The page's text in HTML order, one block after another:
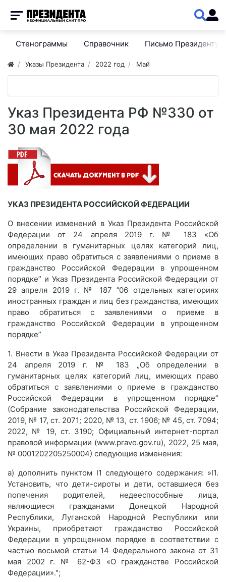
Стенограммы Справочник Письмо Президенту
Указы Президента 2022 год Май
Указ Президента РФ №330 от
30 мая 2022 года
УКАЗ ПРЕЗИДЕНТА РОССИЙСКОЙ ФЕДЕРАЦИИ
О внесении изменений в Указ Президента Российской
Федерации от 24 апреля 2019 г. № 183 «Об
определении в гуманитарных целях категорий лиц,
имеющих право обратиться с заявлениями о приеме в
гражданство Российской Федерации в упрощенном
порядке” и Указ Президента Российской Федерации от
29 апреля 2019 г. № 187 ”06 отдельных категориях
иностранных граждан и лиц без гражданства, имеющих
право обратиться с заявлениями о приеме в
гражданство Российской Федерации в упрощенном
порядке”
1. Внести в Указ Президента Российской Федерации от
24 апреля 2019 г. № 183 „Об определении в
гуманитарных целях категорий лиц, имеющих право
обратиться с заявлениями о приеме в гражданство
Российской Федерации в упрощенном порядке“
(Собрание законодательства Российской Федерации,
2019, № 17, ст. 2071; 2020, № 13, ст. 1906; № 45, ст. 7094;
2022, № 19, ст. 3190; Официальный интернет-портал
правовой информации (www.pravo.gov.ru), 2022, 25 мая,
№ 0001202205250004) следующие изменения:
а) дополнить пунктом I1 следующего содержания: »I1.
Установить, что дети-сироты и дети, оставшиеся без
попечения родителей, недееспособные лица,
являющиеся гражданами Донецкой Народной
Республики, Луганской Народной Республики или
Украины, приобретают гражданство Российской
Федерации в упрощенном порядке в соответствии с
частью восьмой статьи 14 Федерального закона от 31
мая 2002 г. № 62-ФЗ «О гражданстве Российской
Федерации».";